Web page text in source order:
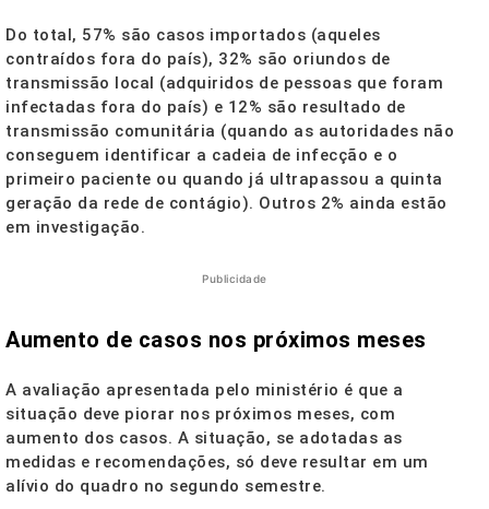
Do total, 57% são casos importados (aqueles
contraídos fora do país), 32% são oriundos de
transmissão local (adquiridos de pessoas que foram
infectadas fora do país) e 12% são resultado de
transmissão comunitária (quando as autoridades não
conseguem identificar a cadeia de infecção e o
primeiro paciente ou quando já ultrapassou a quinta
geração da rede de contágio). Outros 2% ainda estão
em investigação.
Publicidade
Aumento de casos nos próximos meses
A avaliação apresentada pelo ministério é que a
situação deve piorar nos próximos meses, com
aumento dos casos. A situação, se adotadas as
medidas e recomendações, só deve resultar em um
alívio do quadro no segundo semestre.